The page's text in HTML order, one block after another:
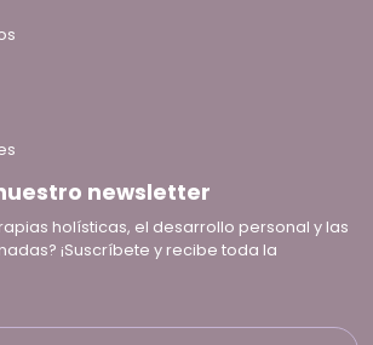
newsletter
holísticas, el desarrollo personal y las
¡Suscríbete y recibe toda la